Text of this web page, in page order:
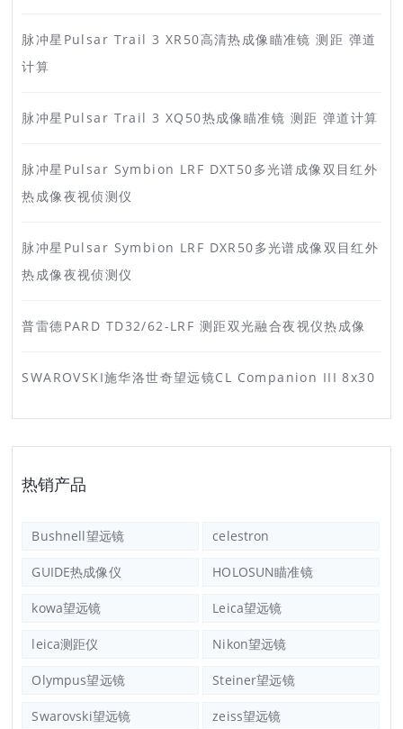
脉冲星Pulsar Trail 3 XR50高清热成像瞄准镜 测距 弹道
计算
脉冲星Pulsar Trail 3 XQ50热成像瞄准镜 测距 弹道计算
脉冲星Pulsar Symbion LRF DXT50多光谱成像双目红外
热成像夜视侦测仪
脉冲星Pulsar Symbion LRF DXR50多光谱成像双目红外
热成像夜视侦测仪
普雷德PARD TD32/62-LRF 测距双光融合夜视仪热成像
SWAROVSKI施华洛世奇望远镜CL Companion III 8x30
热销产品
Bushnell望远镜 celestron
GUIDE热成像仪 HOLOSUN瞄准镜
kowa望远镜 Leica望远镜
leica测距仪 Nikon望远镜
Olympus望远镜 Steiner望远镜
Swarovski望远镜 zeiss望远镜